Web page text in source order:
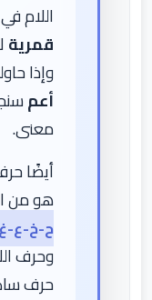
اللام
قمرية
وإذا
أعم
معنى.
أيضًا
هو من
ح-خ-
وحرف
حرف